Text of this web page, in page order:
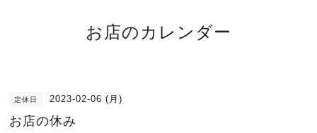
お店のカレンダー
定休日 2023-02-06 (月)
お店の休み